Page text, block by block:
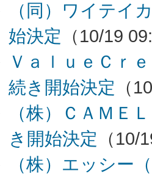
（同）ワイテイ
始決定 （10/19
ＶａｌｕｅＣｒ
続き開始決定 （
（株）ＣＡＭＥ
き開始決定 （10/
（株）エッシー